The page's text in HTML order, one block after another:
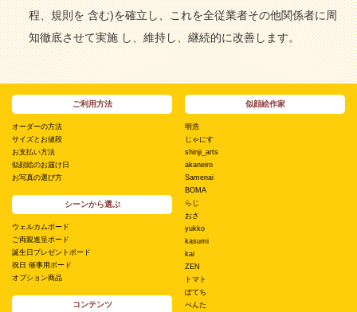
程、規則を 含む)を確立し、これを全従業者その他関係者に周
知徹底させて実施 し、維持し、継続的に改善します。
ご利用方法
オーダーの方法
サイズとお値段
お支払い方法
似顔絵のお届け日
お写真の選び方
シーンから選ぶ
ウェルカムボード
ご両親進呈ボード
誕生日プレゼントボード
祝日 催事用ボード
オプション商品
コンテンツ
似顔絵作家
明浩
じゃにす
shinji_arts
akaneiro
Samenai
BOMA
らじ
おさ
yukko
kasumi
kai
ZEN
トマト
ぽてち
ぺんた